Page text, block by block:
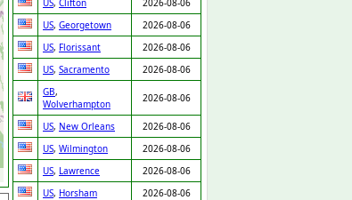
US, Clifton
2026-08-06
US, Georgetown
2026-08-06
US, Florissant
2026-08-06
US, Sacramento
2026-08-06
GB,
Wolverhampton
2026-08-06
US, New Orleans
2026-08-06
US, Wilmington
2026-08-06
US, Lawrence
2026-08-06
US, Horsham
2026-08-06